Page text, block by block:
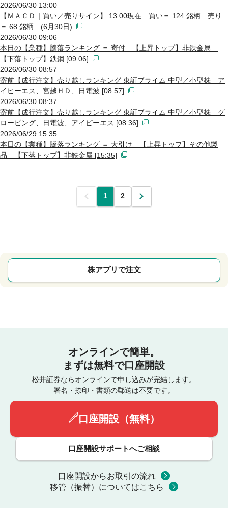
2026/06/30 13:00
【ＭＡＣＤ｜買い／売りサイン】 13:00現在 買い＝ 124 銘柄 売り
＝ 68 銘柄 (6月30日)
2026/06/30 09:06
本日の【業種】騰落ランキング ＝ 寄付 【上昇トップ】非鉄金属
【下落トップ】鉄鋼 [09:06]
2026/06/30 08:57
寄前【成行注文】売り越しランキング 東証プライム 中型／小型株 ア
イピーエス、宮越ＨＤ、日電波 [08:57]
2026/06/30 08:37
寄前【成行注文】売り越しランキング 東証プライム 中型／小型株 グ
ロービング、日電波、アイピーエス [08:36]
2026/06/29 15:35
本日の【業種】騰落ランキング ＝ 大引け 【上昇トップ】その他製
品 【下落トップ】非鉄金属 [15:35]
前 1 2 次
株アプリで注文
オンラインで簡単。
まずは無料で口座開設
松井証券ならオンラインで申し込みが完結します。
署名・捺印・書類の郵送は不要です。
口座開設（無料）
口座開設サポートへご相談
口座開設からお取引の流れ
移管（振替）についてはこちら